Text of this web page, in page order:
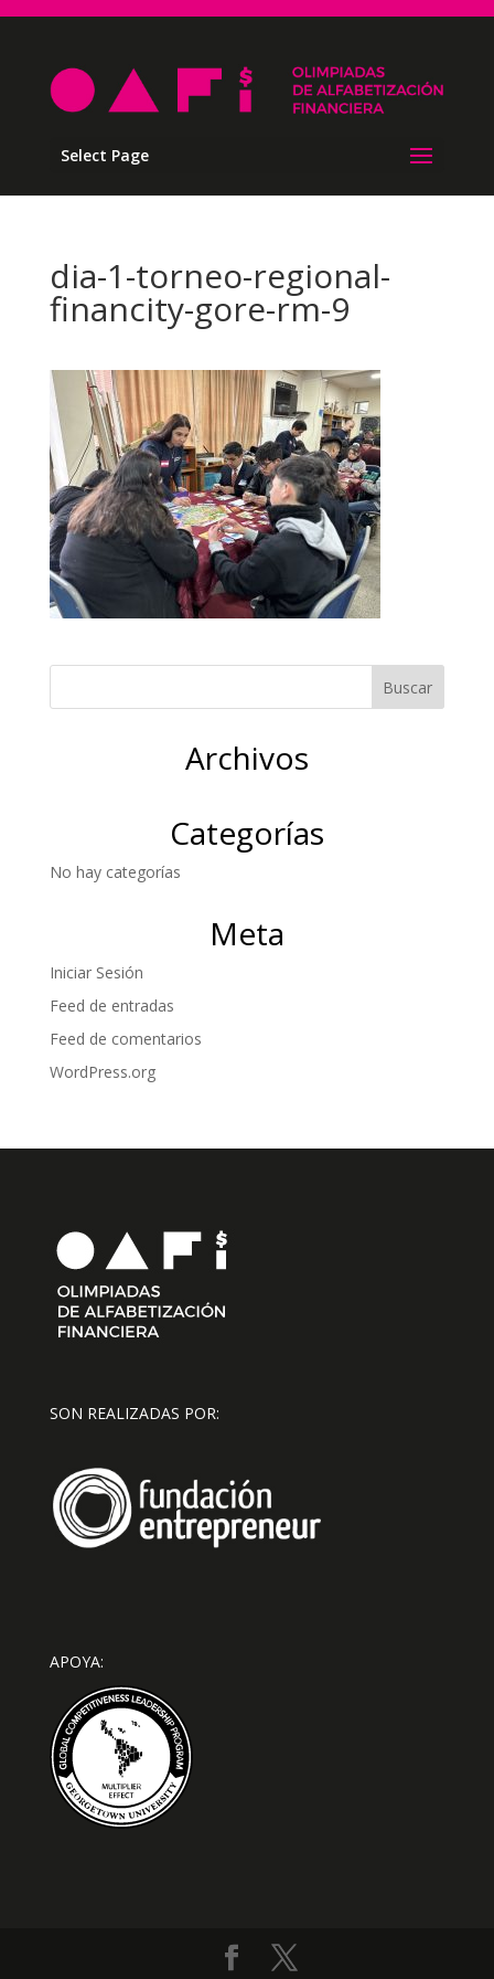
Select Page
dia-1-torneo-regional-
financity-gore-rm-9
Archivos
Categorías
No hay categorías
Meta
Iniciar Sesión
Feed de entradas
Feed de comentarios
WordPress.org
SON REALIZADAS POR:
APOYA: